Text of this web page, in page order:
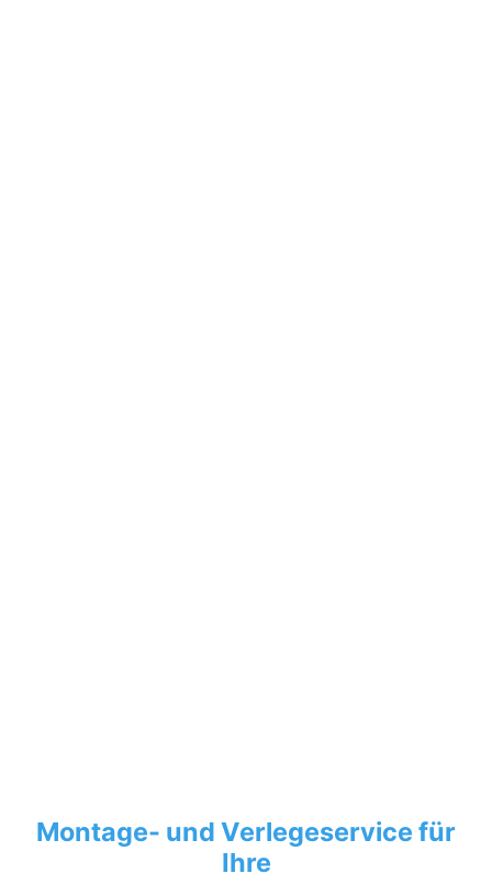
Montage- und Verlegeservice für
Ihre